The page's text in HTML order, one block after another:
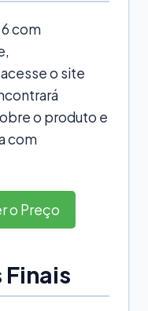
com
o site
o produto e
com
o Preço